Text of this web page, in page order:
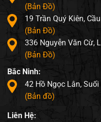
(Bản Đồ)
19 Trần Quý Kiên,
(Bản Đồ)
336 Nguyễn Văn Cừ,
(Bản Đồ)
Bắc Ninh:
42 Hồ Ngọc Lân, Suối
(Bản đồ)
Liên Hệ: